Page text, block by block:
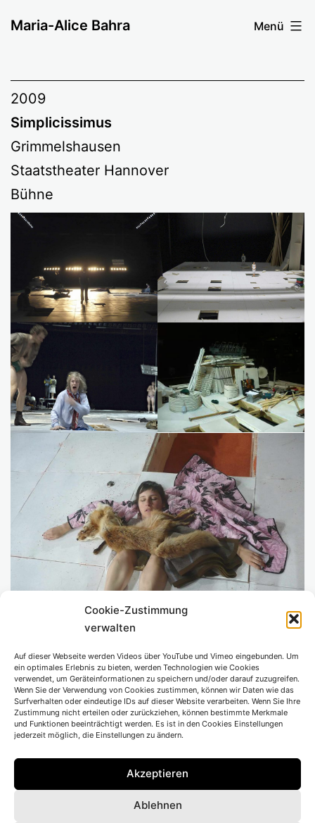
Cookie-Zustimmung
verwalten
Auf dieser Webseite werden Videos über YouTube und Vimeo eingebunden. Um
ein optimales Erlebnis zu bieten, werden Technologien wie Cookies
verwendet, um Geräteinformationen zu speichern und/oder darauf zuzugreifen.
Wenn Sie der Verwendung von Cookies zustimmen, können wir Daten wie das
Surfverhalten oder eindeutige IDs auf dieser Website verarbeiten. Wenn Sie Ihre
Zustimmung nicht erteilen oder zurückziehen, können bestimmte Merkmale
und Funktionen beeinträchtigt werden. Es ist in den Cookies Einstellungen
jederzeit möglich, die Einstellungen zu ändern.
Akzeptieren
Ablehnen
Inhalt
Maria-Alice Bahra Menü
2009
Simplicissimus
Grimmelshausen
Staatstheater Hannover
Bühne
Der abentheuerliche Simplicissimus Teutsch
von Hans Jakob Christoffel von
Grimmelshausen/ Soeren Voima
Regie
Florian Fiedler
BühneMaria-Alice Bahra
Dorothee Curio